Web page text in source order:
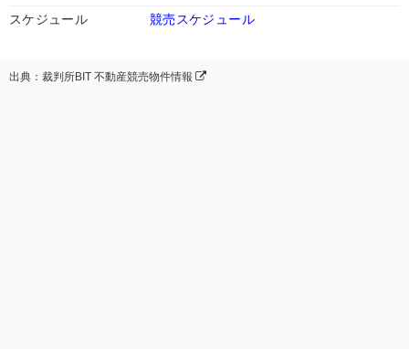
スケジュール
競売スケジュール
出典：裁判所BIT 不動産競売物件情報